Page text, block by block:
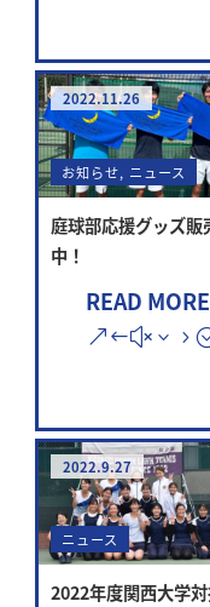
2022.11.26
お知らせ, ニュース
庭球部応援グッズ販
中！
READ MORE
2022.9.27
ニュース
2022年度関西大学